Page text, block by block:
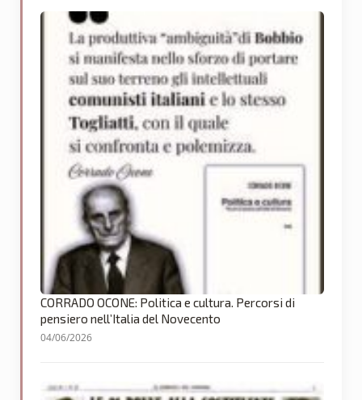
CORRADO OCONE: Politica e cultura. Percorsi di
pensiero nell’Italia del Novecento
04/06/2026